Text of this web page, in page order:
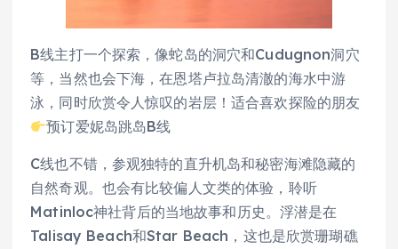
B线主打一个探索，像蛇岛的洞穴和Cudugnon洞穴
等，当然也会下海，在恩塔卢拉岛清澈的海水中游
泳，同时欣赏令人惊叹的岩层！适合喜欢探险的朋友
预订爱妮岛跳岛B线
C线也不错，参观独特的直升机岛和秘密海滩隐藏的
自然奇观。也会有比较偏人文类的体验，聆听
Matinloc神社背后的当地故事和历史。浮潜是在
Talisay Beach和Star Beach，这也是欣赏珊瑚礁